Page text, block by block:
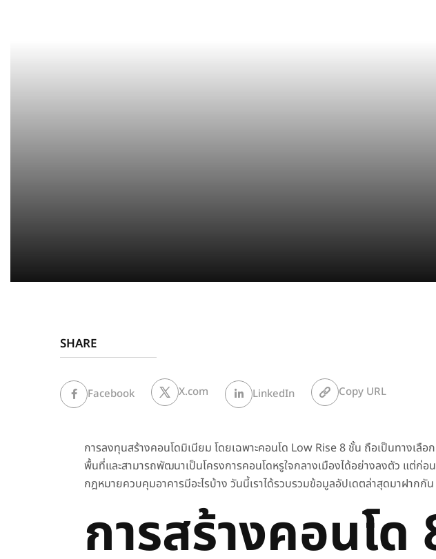
SHARE
Facebook X.com LinkedIn Copy URL
การลงทุนสร้างคอนโดมิเนียม โดยเฉพาะคอนโด Low Rise 8 ชั้น ถือเป็นทางเ
พื้นที่และสามารถพัฒนาเป็นโครงการคอนโดหรูใจกลางเมืองได้อย่างลงตัว แต่ก่อ
กฎหมายควบคุมอาคารมีอะไรบ้าง วันนี้เราได้รวบรวมข้อมูลอัปเดตล่าสุดมาฝากกัน
การสร้างคอนโด